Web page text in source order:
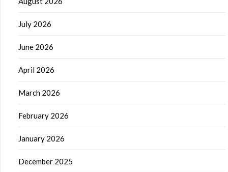
July 2026
June 2026
April 2026
March 2026
February 2026
January 2026
December 2025